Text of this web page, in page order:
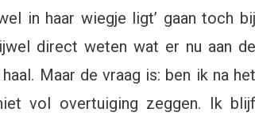
in haar wiegje ligt’ gaan toch bij
direct weten wat er nu aan de
Maar de vraag is: ben ik na het
vol overtuiging zeggen. Ik blijf